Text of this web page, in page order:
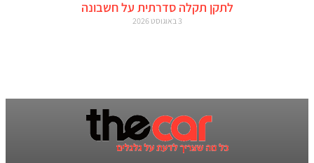
לתקן תקלה סדרתית על חשבונה
3 באוגוסט 2026